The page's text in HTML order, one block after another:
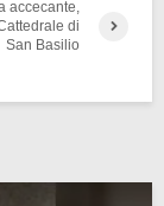
accecante,
di
San Basilio